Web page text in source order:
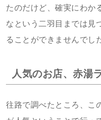
たのだけど、確実にわか
なという二羽目までは見
ることができませんでし
人気のお店、赤湯
往路で調べたところ、こ